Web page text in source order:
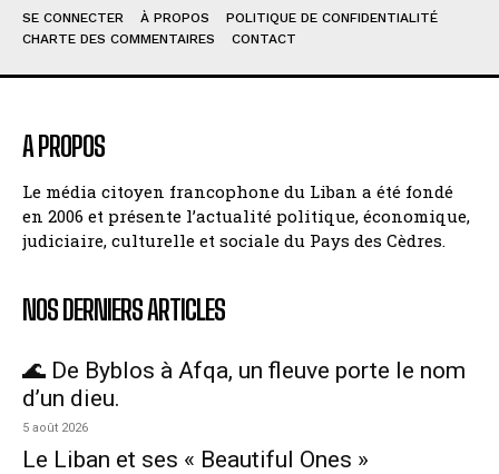
SE CONNECTER À PROPOS
POLITIQUE DE CONFIDENTIALITÉ
CHARTE DES COMMENTAIRES
CONTACT
A PROPOS
Le média citoyen francophone du Liban a été fondé
en 2006 et présente l’actualité politique, économique,
judiciaire, culturelle et sociale du Pays des Cèdres.
NOS DERNIERS ARTICLES
🌊 De Byblos à Afqa, un fleuve porte le nom
d’un dieu.
5 août 2026
Le Liban et ses « Beautiful Ones »